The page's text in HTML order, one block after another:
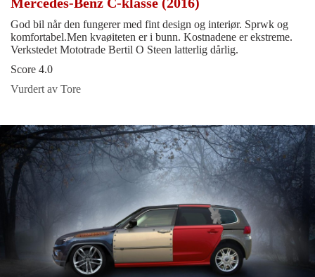
God bil når den fungerer med fint design og interiør. Sprwk og
komfortabel.Men kvaøiteten er i bunn. Kostnadene er ekstreme.
Verkstedet Mototrade Bertil O Steen latterlig dårlig.
Score 4.0
Vurdert av Tore